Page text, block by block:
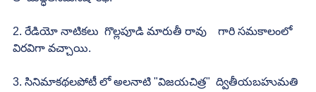
2. రేడియో నాటికలు  గొల్లపూడి మారుతీ రావు    గారి సమకాలంలో
విరవిగా వచ్చాయి.
3. సినిమాకథలపోటీ లో అలనాటి "విజయచిత్ర"  ద్వితీయబహుమతి